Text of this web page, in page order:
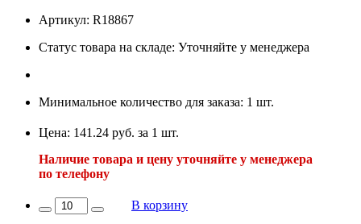
Артикул: R18867
Статус товара на складе: Уточняйте у менеджера
Минимальное количество для заказа: 1 шт.
Цена: 141.24 руб. за 1 шт.
Наличие товара и цену уточняйте у менеджера
по телефону
В корзину